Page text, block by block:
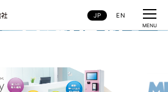
CLOSE
MENU
JP EN